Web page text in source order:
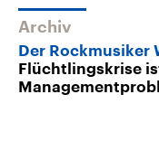
Archiv
Der Rockmusiker
Flüchtlingskrise